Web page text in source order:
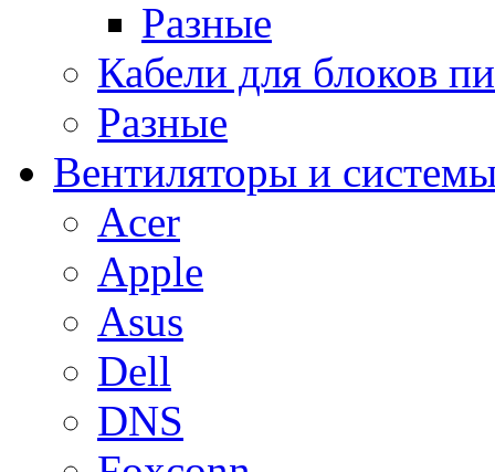
Разные
Кабели для блоков
Разные
Вентиляторы и
Acer
Apple
Asus
Dell
DNS